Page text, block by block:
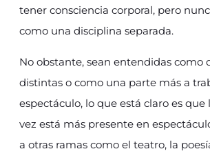
tener consciencia corporal, pero
como una disciplina separada.
No obstante, sean entendidas como
distintas o como una parte más a
espectáculo, lo que está claro es que
vez está más presente en
a otras ramas como el teatro, la